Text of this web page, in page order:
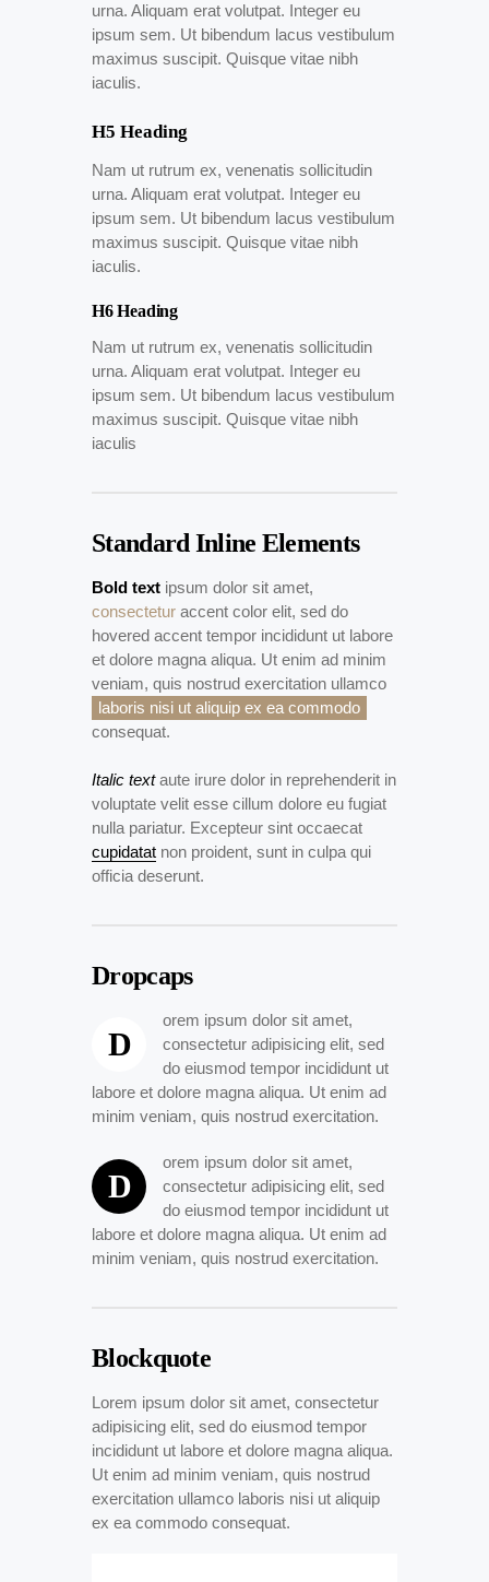
urna. Aliquam erat volutpat. Integer eu
ipsum sem. Ut bibendum lacus vestibulum
maximus suscipit. Quisque vitae nibh
iaculis.
H5 Heading
Nam ut rutrum ex, venenatis sollicitudin
urna. Aliquam erat volutpat. Integer eu
ipsum sem. Ut bibendum lacus vestibulum
maximus suscipit. Quisque vitae nibh
iaculis.
H6 Heading
Nam ut rutrum ex, venenatis sollicitudin
urna. Aliquam erat volutpat. Integer eu
ipsum sem. Ut bibendum lacus vestibulum
maximus suscipit. Quisque vitae nibh
iaculis
Standard Inline Elements
Bold text ipsum dolor sit amet,
consectetur accent color elit, sed do
hovered accent tempor incididunt ut labore
et dolore magna aliqua. Ut enim ad minim
veniam, quis nostrud exercitation ullamco
laboris nisi ut aliquip ex ea commodo
consequat.
Italic textaute irure dolor in reprehenderit in
voluptate velit esse cillum dolore eu fugiat
nulla pariatur. Excepteur sint occaecat
cupidatat non proident, sunt in culpa qui
officia deserunt.
Dropcaps
D
orem ipsum dolor sit amet,
consectetur adipisicing elit, sed
do eiusmod tempor incididunt ut
labore et dolore magna aliqua. Ut enim ad
minim veniam, quis nostrud exercitation.
D
orem ipsum dolor sit amet,
consectetur adipisicing elit, sed
do eiusmod tempor incididunt ut
labore et dolore magna aliqua. Ut enim ad
minim veniam, quis nostrud exercitation.
Blockquote
Lorem ipsum dolor sit amet, consectetur
adipisicing elit, sed do eiusmod tempor
incididunt ut labore et dolore magna aliqua.
Ut enim ad minim veniam, quis nostrud
exercitation ullamco laboris nisi ut aliquip
ex ea commodo consequat.